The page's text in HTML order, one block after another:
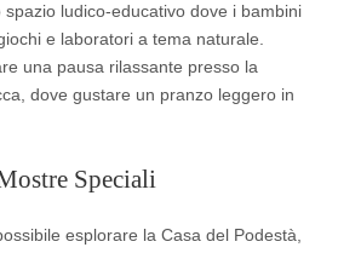
spazio ludico-educativo dove i bambini
e laboratori a tema naturale.
una pausa rilassante presso la
dove gustare un pranzo leggero in
Speciali
esplorare la Casa del Podestà,